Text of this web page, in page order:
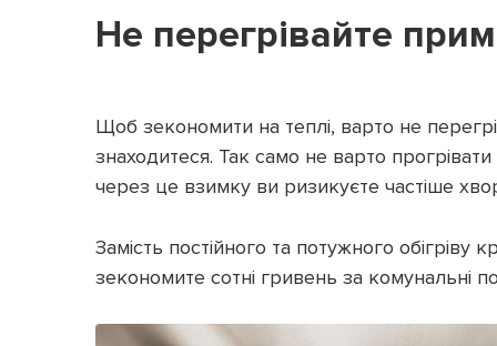
Не перегрівайте
Щоб зекономити на теплі, варто не
знаходитеся. Так само не варто прогрівати
через це взимку ви ризикуєте частіше
Замість постійного та потужного
зекономите сотні гривень за комунальні